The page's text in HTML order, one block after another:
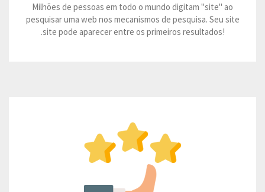
Milhões de pessoas em todo o mundo digitam "site" ao
pesquisar uma web nos mecanismos de pesquisa. Seu site
.site pode aparecer entre os primeiros resultados!